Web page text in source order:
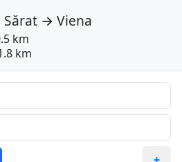
Sărat → Viena
km
km